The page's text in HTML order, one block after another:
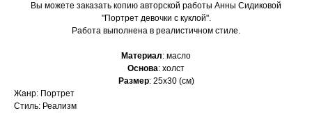
Вы можете заказать копию авторской работы Анны Сидиковой
"Портрет девочки с куклой".
Работа выполнена в реалистичном стиле.
Материал: масло
Основа: холст
Размер: 25х30 (см)
Жанр: Портрет
Стиль: Реализм